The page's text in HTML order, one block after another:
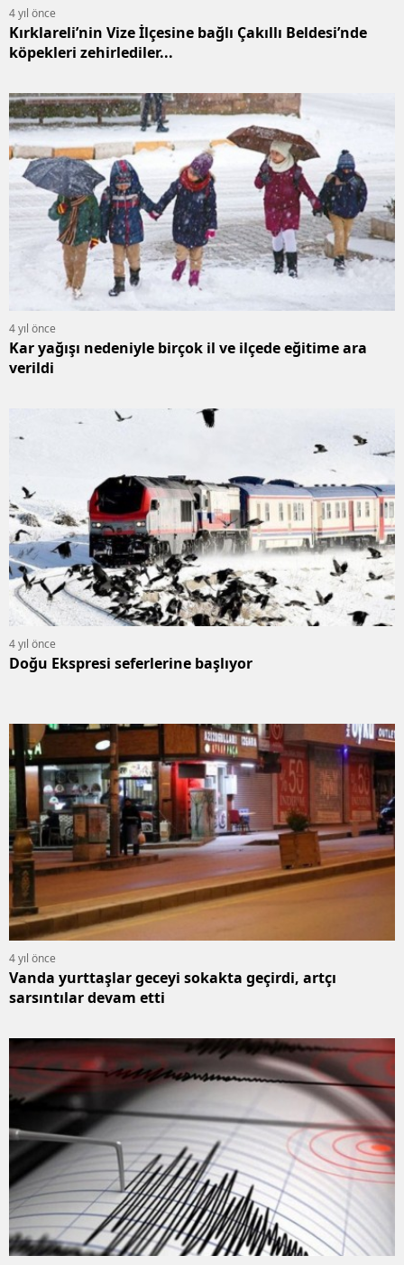
4 yıl önce
Kırklareli’nin Vize İlçesine bağlı Çakıllı Beldesi’nde
köpekleri zehirlediler...
4 yıl önce
Kar yağışı nedeniyle birçok il ve ilçede eğitime ara
verildi
4 yıl önce
Doğu Ekspresi seferlerine başlıyor
4 yıl önce
Vanda yurttaşlar geceyi sokakta geçirdi, artçı
sarsıntılar devam etti